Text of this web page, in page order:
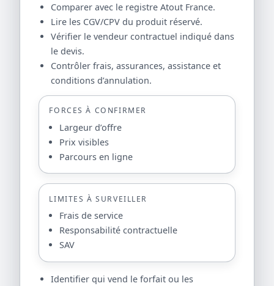
Comparer avec le registre Atout France.
Lire les CGV/CPV du produit réservé.
Vérifier le vendeur contractuel indiqué dans
le devis.
Contrôler frais, assurances, assistance et
conditions d’annulation.
FORCES À CONFIRMER
Largeur d’offre
Prix visibles
Parcours en ligne
LIMITES À SURVEILLER
Frais de service
Responsabilité contractuelle
SAV
Identifier qui vend le forfait ou les